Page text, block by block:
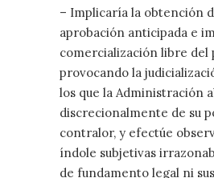
– Implicaría la obtención
aprobación anticipada e
comercialización libre del
provocando la
los que la Administración
discrecionalmente de su
contralor, y efectúe
índole subjetivas
de fundamento legal ni